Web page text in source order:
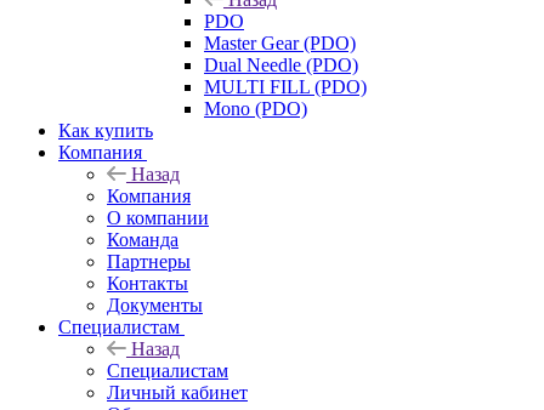
PDO
Master Gear (PDO)
Dual Needle (PDO)
MULTI FILL (PDO)
Mono (PDO)
Как купить
Компания
Назад
Компания
О компании
Команда
Партнеры
Контакты
Документы
Специалистам
Назад
Специалистам
Личный кабинет